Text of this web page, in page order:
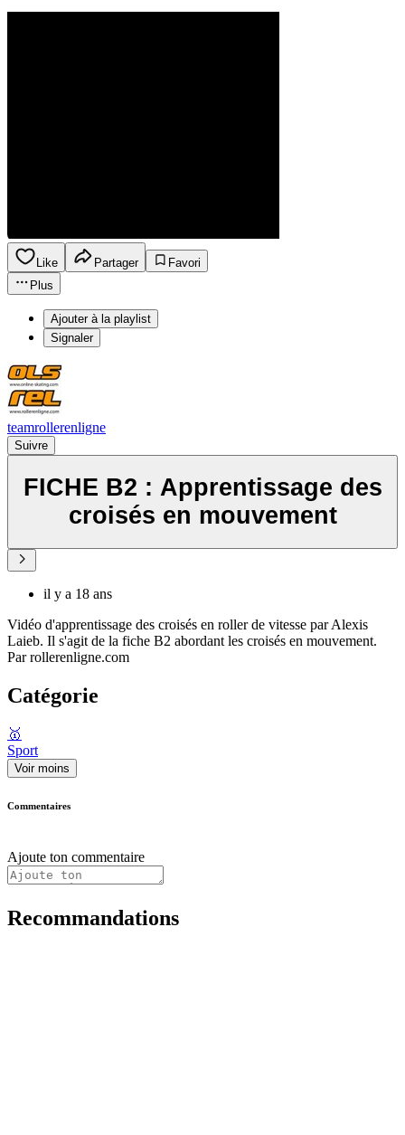
Like Partager
Favori
Plus
Ajouter à la playlist
Signaler
teamrollerenligne
Suivre
FICHE B2 : Apprentissage des
croisés en mouvement
il y a 18 ans
Vidéo d'apprentissage des croisés en roller de vitesse par Alexis
Laieb. Il s'agit de la fiche B2 abordant les croisés en mouvement.
Par rollerenligne.com
Catégorie
🥇
Sport
Voir moins
Commentaires
Ajoute ton commentaire
Recommandations